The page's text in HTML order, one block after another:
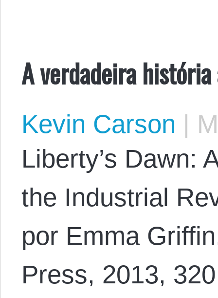
A verdadeira
Kevin Carson |
Liberty’s Dawn:
the Industrial
por Emma
Press, 2013,